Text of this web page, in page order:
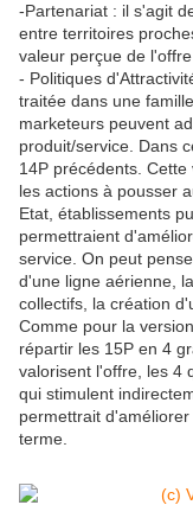
-Partenariat : il s'agit
entre territoires
valeur perçue de
- Politiques
traitée dans une
marketeurs peuvent
produit/service. Dans
14P précédents.
les actions à pousser
Etat, établissements
permettraient
service. On peut
d'une ligne aérienne,
collectifs, la création
Comme pour la
répartir les 15P en 4
valorisent l'offre, les 4
qui stimulent
permettrait
terme.